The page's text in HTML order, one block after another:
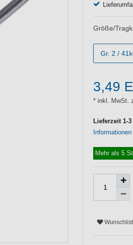
Größe/
Gr. 2 /
3,49
* inkl. MwSt.
Lieferzeit 1-
Mehr als 5